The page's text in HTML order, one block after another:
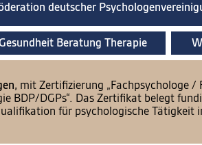
deutscher
Beratung Therapie
mit Zertifizierung „Fachpsychologe /
BDP/DGPs“. Das Zertifikat belegt
für psychologische Tätigkeit